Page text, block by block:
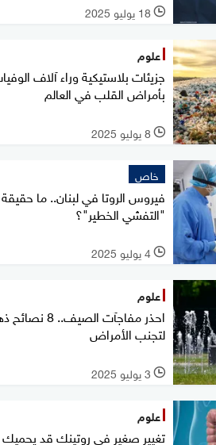
l 18 يوليو 2025
علوم
جزيئات بلاستيكية وراء آلاف
بأمراض القلب في العالم
l 8 يوليو 2025
خاص
فيروس الروتا في لبنان.. ما حقيقة
"التفشي الخطير"؟
l 4 يوليو 2025
علوم
احذر مفاجآت الصيف.. 8
لتجنب الأمراض
l 3 يوليو 2025
علوم
تغيير صغير في روتينك قد